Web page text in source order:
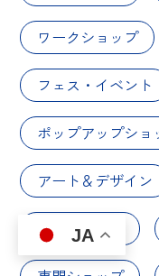
ワークショップ
フェス・イベント
ポップアップショ
アート＆デザイン
ベーストート
JA